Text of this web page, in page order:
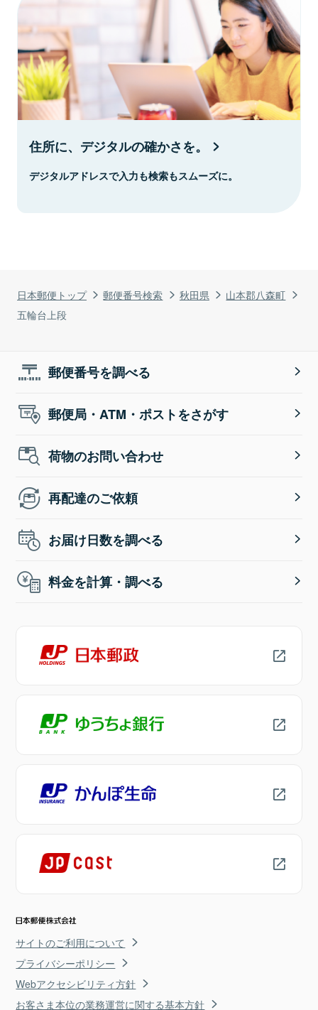
日本郵便トップ 郵便番号検索 秋田県
山本郡八森町
五輪台上段
住所に、デジタルの確かさを。
デジタルアドレスで入力も検索もスムーズに。
郵便番号を調べる
郵便局・ATM・ポストをさがす
荷物のお問い合わせ
再配達のご依頼
お届け日数を調べる
料金を計算・調べる
サイトのご利用について
プライバシーポリシー
Webアクセシビリティ方針
お客さま本位の業務運営に関する基本方針